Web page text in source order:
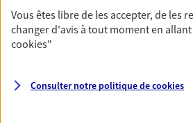
équipements et stocks… sans
responsabilité civile.
Découvrir l'offre Multirisque
Vous êtes libre de les accepter, de les
changer d'avis à tout moment en
cookies"
Consulter notre politique decookies